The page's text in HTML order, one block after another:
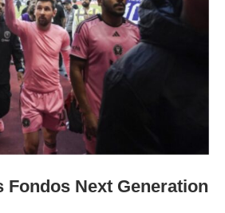
Fondos Next Generation